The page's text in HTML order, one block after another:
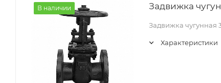
В наличии Задвижка
Задвижка чугунная
Характеристики